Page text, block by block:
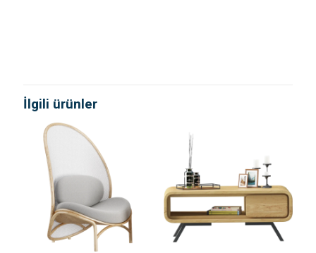
kişi siz olun
E-posta adresiniz yayınlanmayacak.
işaretlenmişlerdir
Derecelendirmeniz *
yıldız
2/5
yıldız
3/5
yıldız
4/5
yıldız
İlgili ürünler